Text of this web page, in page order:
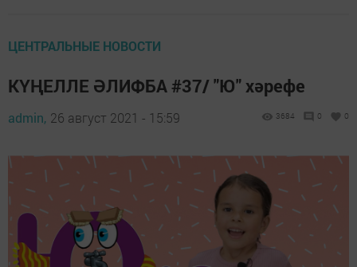
ЦЕНТРАЛЬНЫЕ НОВОСТИ
КҮҢЕЛЛЕ ӘЛИФБА #37/ "Ю" хәрефе
admin, 26 август 2021 - 15:59 3684 0 0